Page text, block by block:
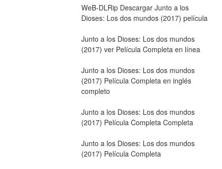
WeB-DLRip Descargar Junto a los
Dioses: Los dos mundos (2017) película
Junto a los Dioses: Los dos mundos
(2017) ver Película Completa en línea
Junto a los Dioses: Los dos mundos
(2017) Película Completa en inglés
completo
Junto a los Dioses: Los dos mundos
(2017) Película Completa Completa
Junto a los Dioses: Los dos mundos
(2017) Película Completa